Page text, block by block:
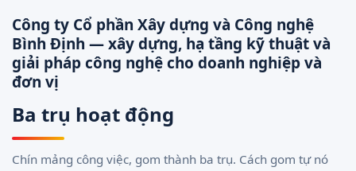
Công ty Cổ phần Xây dựng và Công nghệ
Bình Định — xây dựng, hạ tầng kỹ thuật và
giải pháp công nghệ cho doanh nghiệp và
đơn vị
Ba trụ hoạt động
Chín mảng công việc, gom thành ba trụ. Cách gom tự nó